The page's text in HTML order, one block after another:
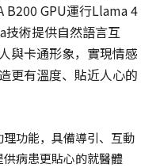
B200 GPU運行Llama 4
技術提供自然語言互
與卡通形象，實現情感
更有溫度、貼近人心的
功能，具備導引、互動
病患更貼心的就醫體